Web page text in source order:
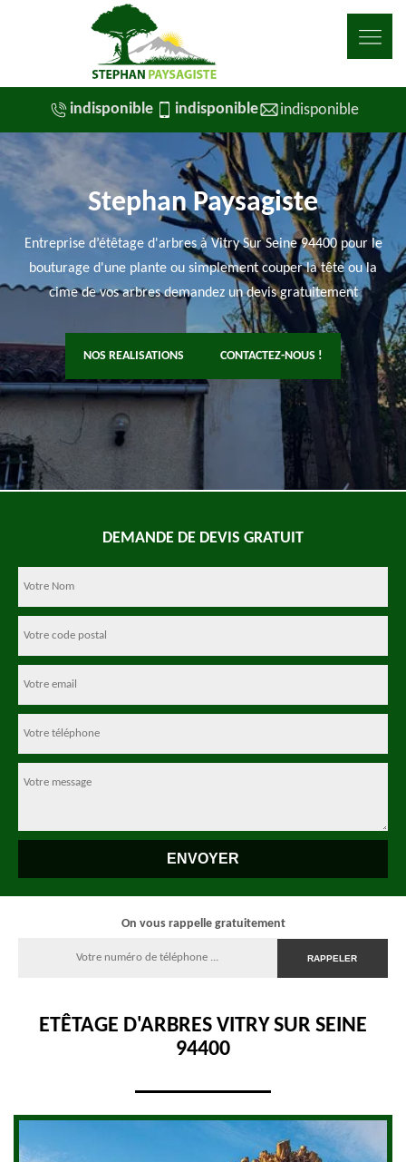
indisponible indisponible indisponible
Stephan Paysagiste
Entreprise d’étêtage d'arbres à Vitry Sur Seine 94400 pour le
bouturage d'une plante ou simplement couper la tête ou la
cime de vos arbres demandez un devis gratuitement
NOS REALISATIONS CONTACTEZ-NOUS !
DEMANDE DE DEVIS GRATUIT
On vous rappelle gratuitement
ETÊTAGE D'ARBRES VITRY SUR SEINE
94400